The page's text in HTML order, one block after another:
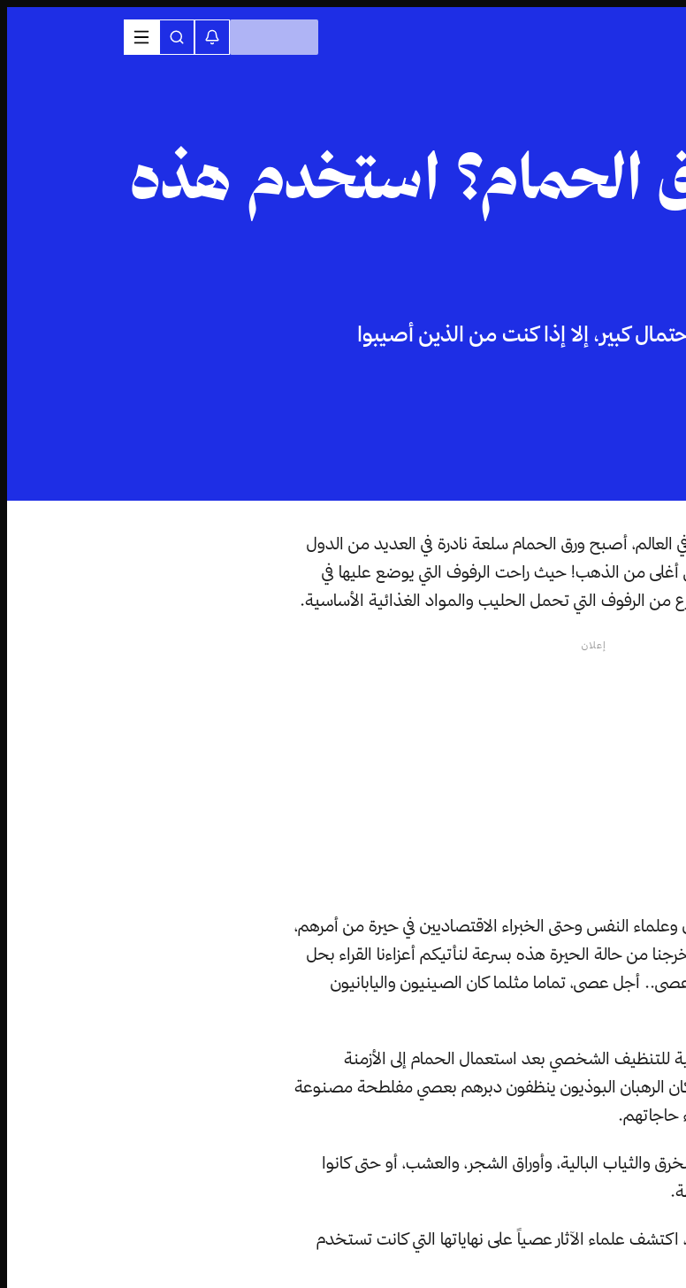
الحمام؟ استخدم هذه
كبير، إلا إذا كنت من الذين أصيبوا
العالم، أصبح ورق الحمام سلعة نادرة في العديد من الدول
أغلى من الذهب! حيث راحت الرفوف التي يوضع عليها في
من الرفوف التي تحمل الحليب والمواد الغذائية الأساسية.
إعلان
النفس وحتى الخبراء الاقتصاديين في حيرة من أمرهم،
من حالة الحيرة هذه بسرعة لنأتيكم أعزاءنا القراء بحل
أجل عصى، تماما مثلما كان الصينيون واليابانيون
الشخصي بعد استعمال الحمام إلى الأزمنة
كان الرهبان البوذيون ينظفون دبرهم بعصي مفلطحة مصنوعة
حاجاتهم.
والثياب البالية، وأوراق الشجر، والعشب، أو حتى كانوا
علماء الآثار عصياً على نهاياتها التي كانت تستخدم